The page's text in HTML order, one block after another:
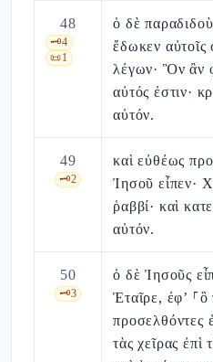
48
🗝️4
📜1
ὁ δὲ
ἔδωκεν αὐτοῖς
λέγων· Ὃν ἂν
αὐτός ἐστιν·
αὐτόν.
49
🗝️2
καὶ εὐθέως
Ἰησοῦ εἶπεν·
ῥαββί· καὶ
αὐτόν.
50
🗝️3
ὁ δὲ Ἰησοῦς
Ἑταῖρε, ἐφ’ ⸀ὃ
προσελθόντες
τὰς χεῖρας ἐπὶ